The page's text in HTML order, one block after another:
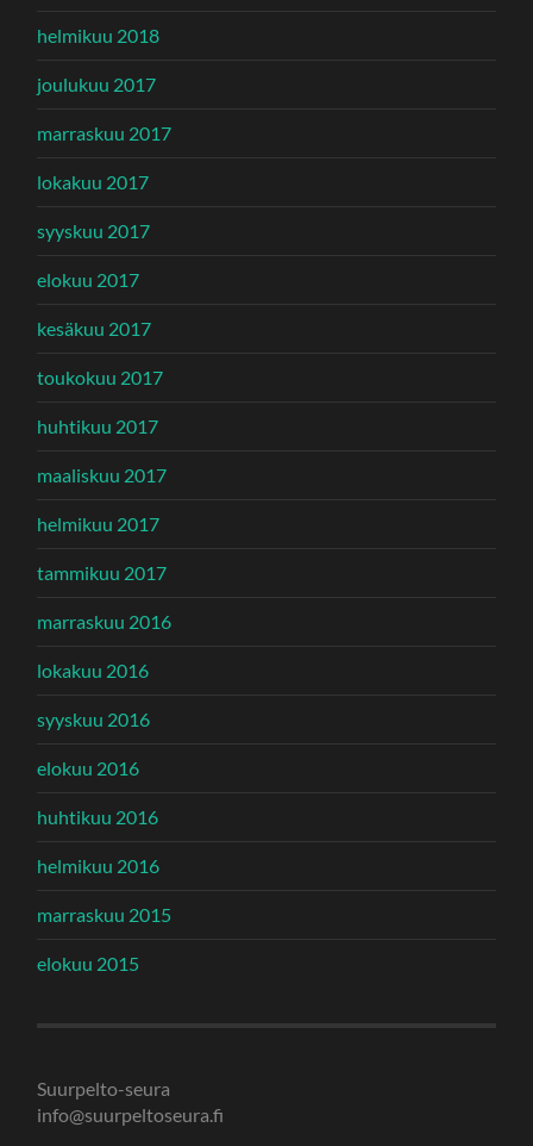
helmikuu 2018
joulukuu 2017
marraskuu 2017
lokakuu 2017
syyskuu 2017
elokuu 2017
kesäkuu 2017
toukokuu 2017
huhtikuu 2017
maaliskuu 2017
helmikuu 2017
tammikuu 2017
marraskuu 2016
lokakuu 2016
syyskuu 2016
elokuu 2016
huhtikuu 2016
helmikuu 2016
marraskuu 2015
elokuu 2015
Suurpelto-seura
info@suurpeltoseura.fi